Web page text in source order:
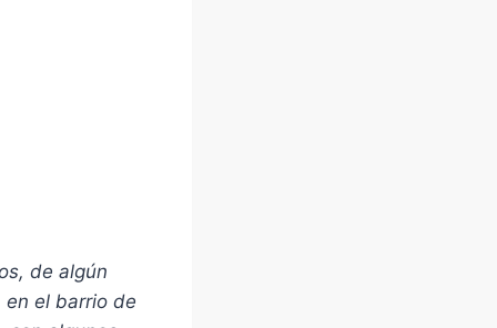
de algún
el barrio de